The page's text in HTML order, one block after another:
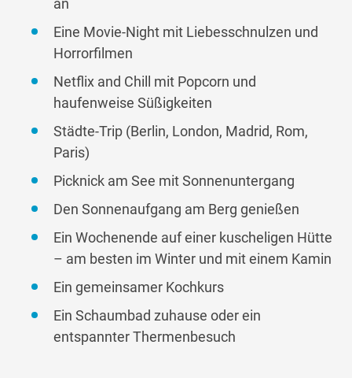
an
Eine Movie-Night mit Liebesschnulzen und
Horrorfilmen
Netflix and Chill mit Popcorn und
haufenweise Süßigkeiten
Städte-Trip (Berlin, London, Madrid, Rom,
Paris)
Picknick am See mit Sonnenuntergang
Den Sonnenaufgang am Berg genießen
Ein Wochenende auf einer kuscheligen Hütte
– am besten im Winter und mit einem Kamin
Ein gemeinsamer Kochkurs
Ein Schaumbad zuhause oder ein
entspannter Thermenbesuch